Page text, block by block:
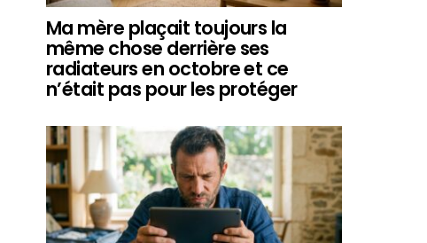
Ma mère plaçait toujours la
même chose derrière ses
radiateurs en octobre et ce
n’était pas pour les protéger